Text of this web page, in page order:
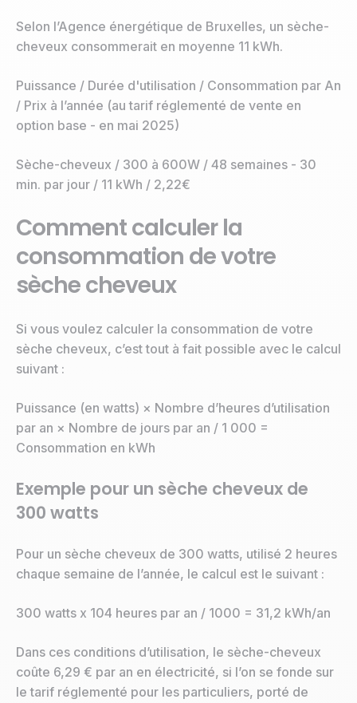
Selon l’Agence énergétique de Bruxelles, un sèche-
cheveux consommerait en moyenne 11 kWh.
Puissance / Durée d'utilisation / Consommation par An
/ Prix à l’année (au tarif réglementé de vente en
option base - en mai 2025)
Sèche-cheveux / 300 à 600W / 48 semaines - 30
min. par jour / 11 kWh / 2,22€
Comment calculer la
consommation de votre
sèche cheveux
Si vous voulez calculer la consommation de votre
sèche cheveux, c’est tout à fait possible avec le calcul
suivant :
Puissance (en watts) × Nombre d’heures d’utilisation
par an × Nombre de jours par an / 1 000 =
Consommation en kWh
Exemple pour un sèche cheveux de
300 watts
Pour un sèche cheveux de 300 watts, utilisé 2 heures
chaque semaine de l’année, le calcul est le suivant :
300 watts x 104 heures par an / 1000 = 31,2 kWh/an
Dans ces conditions d’utilisation, le sèche-cheveux
coûte 6,29 € par an en électricité, si l’on se fonde sur
le tarif réglementé pour les particuliers, porté de